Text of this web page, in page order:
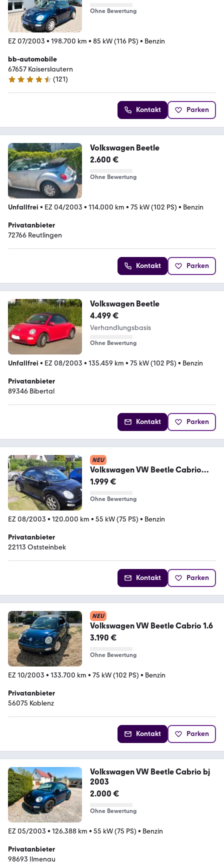
Ohne Bewertung
EZ 07/2003 • 198.700 km • 85 kW (116 PS) • Benzin
bb-automobile
67657 Kaiserslautern
4.5 Sterne
(121)
Kontakt Parken
Volkswagen Beetle
2.600 €
Ohne Bewertung
Unfallfrei • EZ 04/2003 • 114.000 km • 75 kW (102 PS) • Benzin
Privatanbieter
72766 Reutlingen
Kontakt Parken
Volkswagen Beetle
4.499 €
Verhandlungsbasis
Ohne Bewertung
Unfallfrei • EZ 08/2003 • 135.459 km • 75 kW (102 PS) • Benzin
Privatanbieter
89346 Bibertal
Kontakt Parken
NEU
Volkswagen VW Beetle Cabrio
fahrbereit an Bastler
1.999 €
Ohne Bewertung
EZ 08/2003 • 120.000 km • 55 kW (75 PS) • Benzin
Privatanbieter
22113 Oststeinbek
Kontakt Parken
NEU
Volkswagen VW Beetle Cabrio 1.6
3.190 €
Ohne Bewertung
EZ 10/2003 • 133.700 km • 75 kW (102 PS) • Benzin
Privatanbieter
56075 Koblenz
Kontakt Parken
Volkswagen VW Beetle Cabrio bj
2003
2.000 €
Ohne Bewertung
EZ 05/2003 • 126.388 km • 55 kW (75 PS) • Benzin
Privatanbieter
98693 Ilmenau